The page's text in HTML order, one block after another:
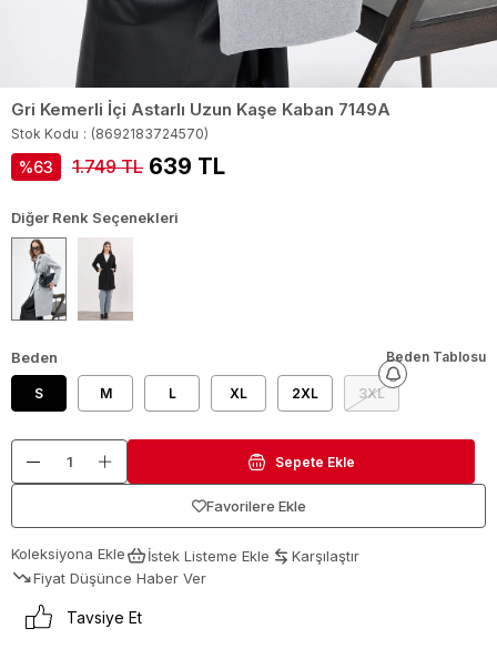
Gri Kemerli İçi Astarlı Uzun Kaşe Kaban 7149A
Stok Kodu (8692183724570)
63 1.749 TL 639 TL
Diğer Renk Seçenekleri
Beden
S M L XL 2XL 3XL
Beden Tablosu
Favorilere Ekle
Koleksiyona Ekle İstek Listeme Ekle
Karşılaştır
Fiyat Düşünce Haber Ver
Tavsiye Et